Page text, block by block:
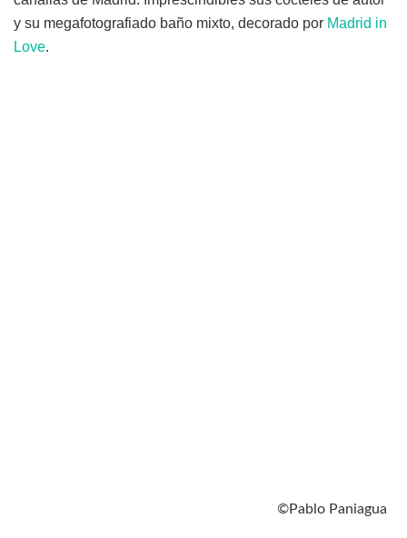
y su megafotografiado baño mixto, decorado por Madrid in
Love.
©Pablo Paniagua